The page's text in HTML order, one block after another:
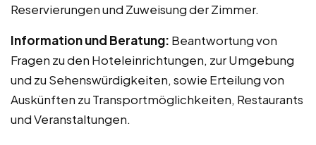
Reservierungen und Zuweisung der Zimmer.
Information und Beratung: Beantwortung von
Fragen zu den Hoteleinrichtungen, zur Umgebung
und zu Sehenswürdigkeiten, sowie Erteilung von
Auskünften zu Transportmöglichkeiten, Restaurants
und Veranstaltungen.